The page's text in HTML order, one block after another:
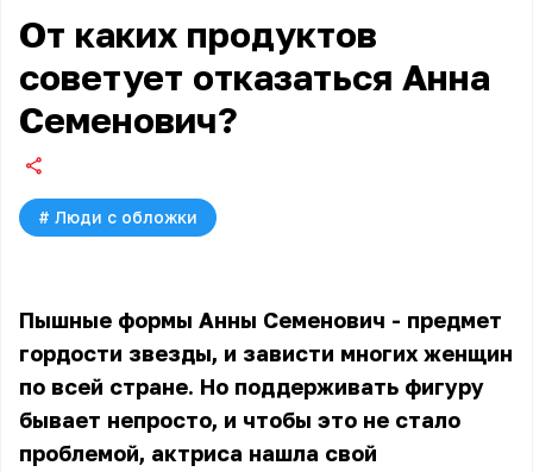
От каких продуктов
советует отказаться Анна
Семенович?
# Люди с обложки
Пышные формы Анны Семенович - предмет
гордости звезды, и зависти многих женщин
по всей стране. Но поддерживать фигуру
бывает непросто, и чтобы это не стало
проблемой, актриса нашла свой